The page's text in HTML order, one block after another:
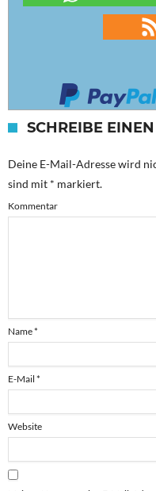
SCHREIBE
Deine E-Mail-Adresse wird
sind mit * markiert.
Kommentar
Name*
E-Mail *
Website